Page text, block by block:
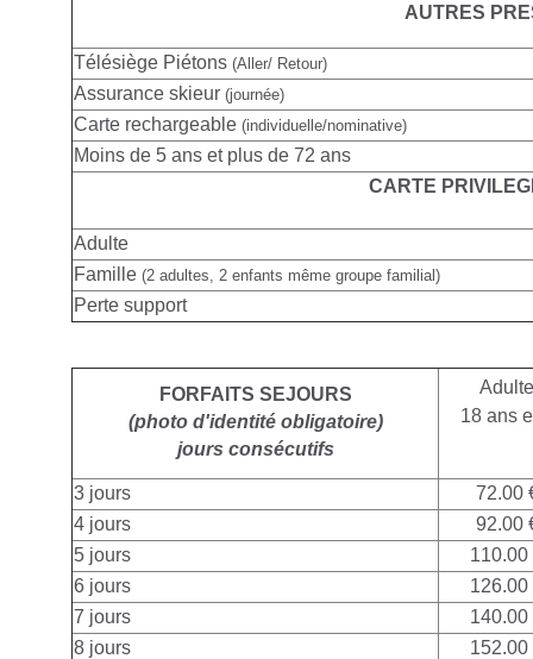
AUTRES
Télésiège Piétons (Aller/ Retour)
Assurance skieur (journée)
Carte rechargeable (individuelle/nominative)
Moins de 5 ans et plus de 72 ans
CARTE
Adulte
Famille (2 adultes, 2 enfants même groupe familial)
Perte support
FORFAITS SEJOURS
(photo d'identité obligatoire)
jours consécutifs
Adulte
18 ans
3 jours
72.00
4 jours
92.00
5 jours
110.00
6 jours
126.00
7 jours
140.00
8 jours
152.00